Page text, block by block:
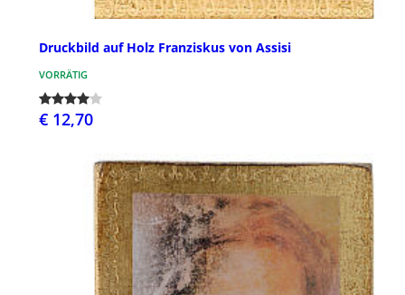
Druckbild auf Holz Franziskus von Assisi
VORRÄTIG
€ 12,70